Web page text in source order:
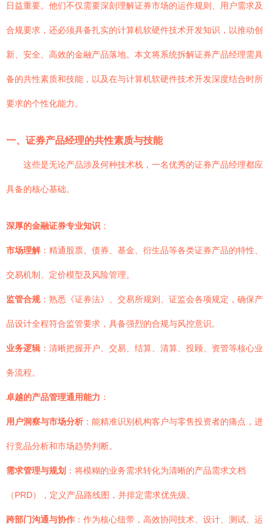
日益重要。他们不仅需要深刻理解证券市场的运作规则、用户需求及
合规要求，还必须具备扎实的计算机软硬件技术开发知识，以推动创
新、安全、高效的金融产品落地。本文将系统拆解证券产品经理需具
备的共性素质和技能，以及在与计算机软硬件技术开发深度结合时所
要求的个性化能力。
一、证券产品经理的共性素质与技能
这些是无论产品涉及何种技术栈，一名优秀的证券产品经理都应
具备的核心基础。
深厚的金融证券专业知识 ：
市场理解：精通股票、债券、基金、衍生品等各类证券产品的特性、
交易机制、定价模型及风险管理。
监管合规：熟悉《证券法》、交易所规则、证监会各项规定，确保产
品设计全程符合监管要求，具备强烈的合规与风控意识。
业务逻辑 ：清晰把握开户、交易、结算、清算、投顾、资管等核心业
务流程。
卓越的产品管理通用能力 ：
用户洞察与市场分析 ：能精准识别机构客户与零售投资者的痛点，进
行竞品分析和市场趋势判断。
需求管理与规划 ：将模糊的业务需求转化为清晰的产品需求文档
（PRD），定义产品路线图，并排定需求优先级。
跨部门沟通与协作 ：作为核心纽带，高效协同技术、设计、测试、运